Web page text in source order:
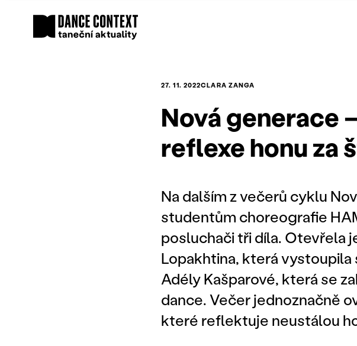
27. 11. 2022CLARA ZANGA
Nová generace
reflexe honu za
Na dalším z večerů cyklu
studentům choreografie
posluchači tři díla. Otevřela
Lopakhtina, která
Adély Kašparové, která se
dance. Večer jednoznačně
které reflektuje neustálou